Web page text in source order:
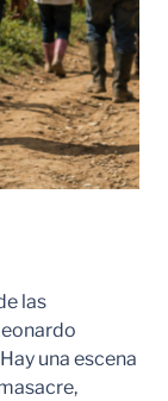
las
una escena